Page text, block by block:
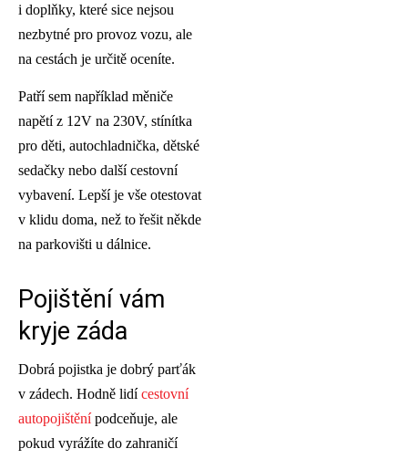
i doplňky, které sice nejsou
nezbytné pro provoz vozu, ale
na cestách je určitě oceníte.
Patří sem například měniče
napětí z 12V na 230V, stínítka
pro děti, autochladnička, dětské
sedačky nebo další cestovní
vybavení. Lepší je vše otestovat
v klidu doma, než to řešit někde
na parkovišti u dálnice.
Pojištění vám
kryje záda
Dobrá pojistka je dobrý parťák
v zádech. Hodně lidícestovní
autopojištěnípodceňuje, ale
pokud vyrážíte do zahraničí